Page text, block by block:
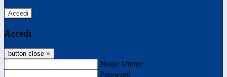
Accedi
Accedi
button close ×
Nome Utente
Password